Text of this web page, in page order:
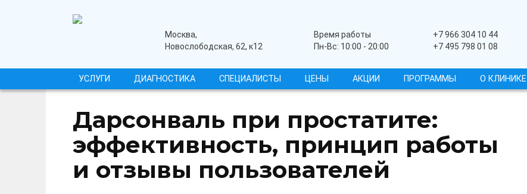
медицинский центрМосква,
Новослободская, 62, к12
Время работы
Пн-Вс: 10:00 - 20:00
+7 966 304 10 44
+7 495 798 01 08
УСЛУГИ ДИАГНОСТИКА СПЕЦИАЛИСТЫ ЦЕНЫ АКЦИИ ПРОГРАММЫ О КЛИНИКЕ
Дарсонваль при простатите:
эффективность, принцип работы
и отзывы пользователей